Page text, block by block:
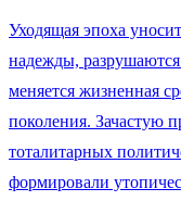
Уходящая эпоха
надежды, разрушаются
меняется жизненная
поколения. Зачастую
тоталитарных
формировали